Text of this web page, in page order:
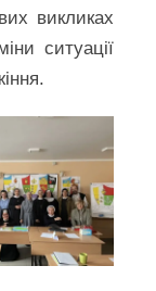
викликах
ситуації